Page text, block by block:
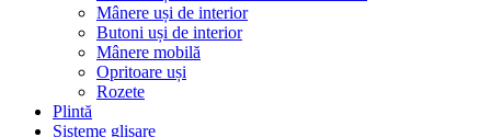
Mânere uși de interior
Butoni uși de interior
Mânere mobilă
Opritoare uși
Rozete
Plintă
Sisteme glisare